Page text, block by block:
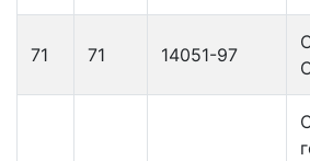
71 71 14051-97